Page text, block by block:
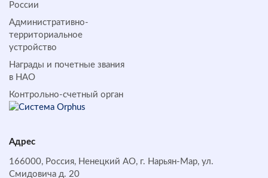
России
Административно-
территориальное
устройство
Награды и почетные звания
в НАО
Контрольно-счетный орган
Адрес
166000, Россия, Ненецкий АО, г. Нарьян-Мар, ул.
Смидовича д. 20